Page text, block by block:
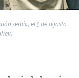
serbio, el 5 de agosto